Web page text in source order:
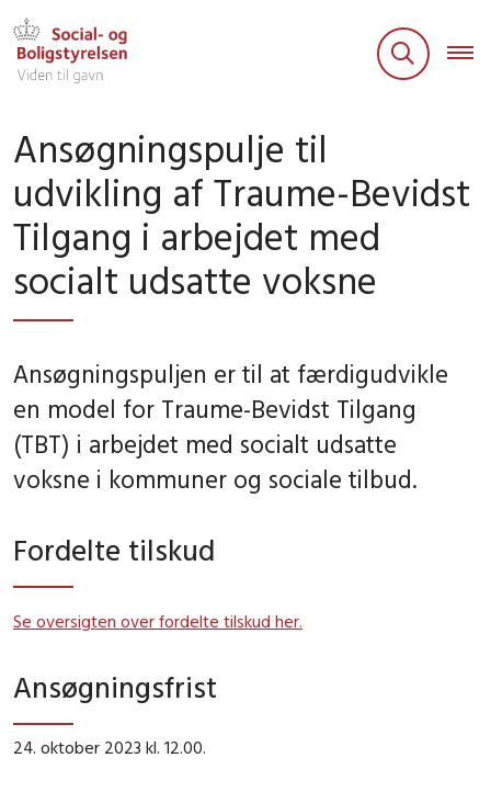
Ansøgningspulje til
udvikling af Traume-Bevidst
Tilgang i arbejdet med
socialt udsatte voksne
Ansøgningspuljen er til at færdigudvikle
en model for Traume-Bevidst Tilgang
(TBT) i arbejdet med socialt udsatte
voksne i kommuner og sociale tilbud.
Fordelte tilskud
Se oversigten over fordelte tilskud her.
Ansøgningsfrist
24. oktober 2023 kl. 12.00.